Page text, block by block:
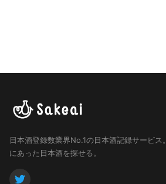
日本酒登録数業界No.1の日本酒記録サービス。
にあった日本酒を探せる。